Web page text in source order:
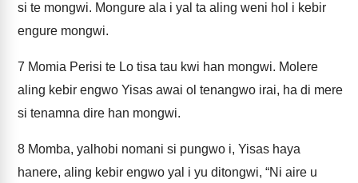
si te mongwi. Mongure ala i yal ta aling weni hol i kebir
engure mongwi.
7 Momia Perisi te Lo tisa tau kwi han mongwi. Molere
aling kebir engwo Yisas awai ol tenangwo irai, ha di mere
si tenamna dire han mongwi.
8 Momba, yalhobi nomani si pungwo i, Yisas haya
hanere, aling kebir engwo yal i yu ditongwi, “Ni aire u